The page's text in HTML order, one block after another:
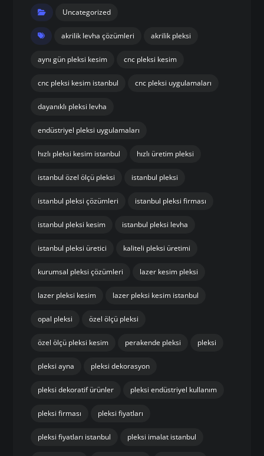
Uncategorized
akrilik levha çözümleri akrilik pleksi
aynı gün pleksi kesim cnc pleksi kesim
cnc pleksi kesim istanbul cnc pleksi uygulamaları
dayanıklı pleksi levha
endüstriyel pleksi uygulamaları
hızlı pleksi kesim istanbul hızlı üretim pleksi
istanbul özel ölçü pleksi istanbul pleksi
istanbul pleksi çözümleri istanbul pleksi firması
istanbul pleksi kesim istanbul pleksi levha
istanbul pleksi üretici kaliteli pleksi üretimi
kurumsal pleksi çözümleri lazer kesim pleksi
lazer pleksi kesim lazer pleksi kesim istanbul
opal pleksi özel ölçü pleksi
özel ölçü pleksi kesim perakende pleksi pleksi
pleksi ayna pleksi dekorasyon
pleksi dekoratif ürünler pleksi endüstriyel kullanım
pleksi firması pleksi fiyatları
pleksi fiyatları istanbul pleksi imalat istanbul